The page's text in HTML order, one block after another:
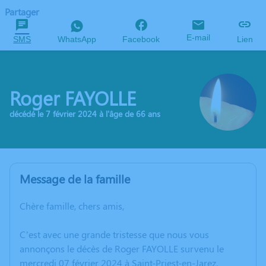
Partager
SMS WhatsApp Facebook E-mail Lien
Roger FAYOLLE
décédé le 7 février 2024 à l'âge de 66 ans
Message de la famille
Chère famille, chers amis,
C’est avec une grande tristesse que nous vous
annonçons le décès de Roger FAYOLLE survenu le
mercredi 07 février 2024 à Saint-Priest-en-Jarez.